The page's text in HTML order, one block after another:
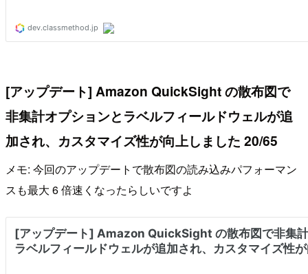
[アップデート] Amazon QuickSight の散布図で
非集計オプションとラベルフィールドウェルが追
加され、カスタマイズ性が向上しました 20/65
メモ: 今回のアップデートで散布図の読み込みパフォーマン
スも最大 6 倍速くなったらしいですよ